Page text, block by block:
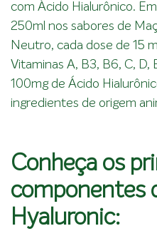
com Ácido Hialurônico.
250ml nos sabores de
Neutro, cada dose de 15
Vitaminas A, B3, B6, C,
100mg de Ácido
ingredientes de origem
Conheça os
componentes
Hyaluronic: